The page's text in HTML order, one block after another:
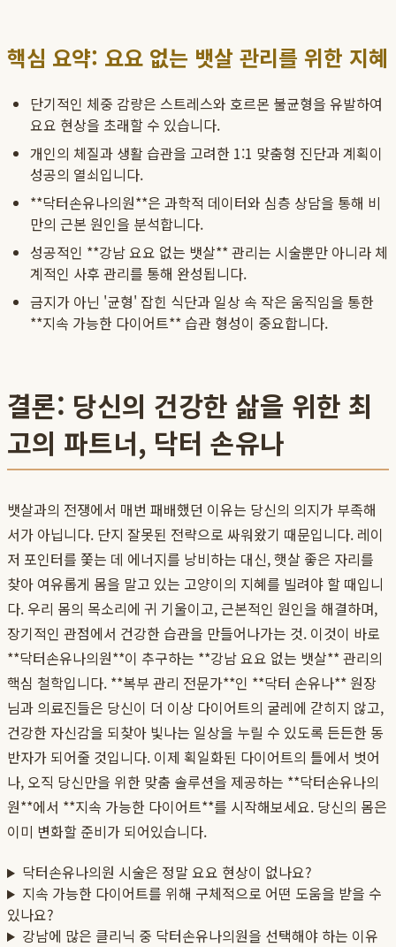
핵심 요약: 요요 없는 뱃살 관리를 위한 지혜
단기적인 체중 감량은 스트레스와 호르몬 불균형을 유발하여
요요 현상을 초래할 수 있습니다.
개인의 체질과 생활 습관을 고려한 1:1 맞춤형 진단과 계획이
성공의 열쇠입니다.
**닥터손유나의원**은 과학적 데이터와 심층 상담을 통해 비
만의 근본 원인을 분석합니다.
성공적인 **강남 요요 없는 뱃살** 관리는 시술뿐만 아니라 체
계적인 사후 관리를 통해 완성됩니다.
금지가 아닌 '균형' 잡힌 식단과 일상 속 작은 움직임을 통한
**지속 가능한 다이어트** 습관 형성이 중요합니다.
결론: 당신의 건강한 삶을 위한 최
고의 파트너, 닥터 손유나
뱃살과의 전쟁에서 매번 패배했던 이유는 당신의 의지가 부족해
서가 아닙니다. 단지 잘못된 전략으로 싸워왔기 때문입니다. 레이
저 포인터를 쫓는 데 에너지를 낭비하는 대신, 햇살 좋은 자리를
찾아 여유롭게 몸을 말고 있는 고양이의 지혜를 빌려야 할 때입니
다. 우리 몸의 목소리에 귀 기울이고, 근본적인 원인을 해결하며,
장기적인 관점에서 건강한 습관을 만들어나가는 것. 이것이 바로
**닥터손유나의원**이 추구하는 **강남 요요 없는 뱃살** 관리의
핵심 철학입니다. **복부 관리 전문가**인 **닥터 손유나** 원장
님과 의료진들은 당신이 더 이상 다이어트의 굴레에 갇히지 않고,
건강한 자신감을 되찾아 빛나는 일상을 누릴 수 있도록 든든한 동
반자가 되어줄 것입니다. 이제 획일화된 다이어트의 틀에서 벗어
나, 오직 당신만을 위한 맞춤 솔루션을 제공하는 **닥터손유나의
원**에서 **지속 가능한 다이어트**를 시작해보세요. 당신의 몸은
이미 변화할 준비가 되어있습니다.
닥터손유나의원 시술은 정말 요요 현상이 없나요?
지속 가능한 다이어트를 위해 구체적으로 어떤 도움을 받을 수
있나요?
강남에 많은 클리닉 중 닥터손유나의원을 선택해야 하는 이유